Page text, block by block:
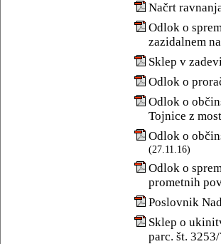
Načrt
Odlok o
zazidalnem
Sklep v
Odlok o
Odlok o
Tojnice z
Odlok o
(27.11.16)
Odlok o
prometnih
Poslovnik
Sklep o
parc. št.